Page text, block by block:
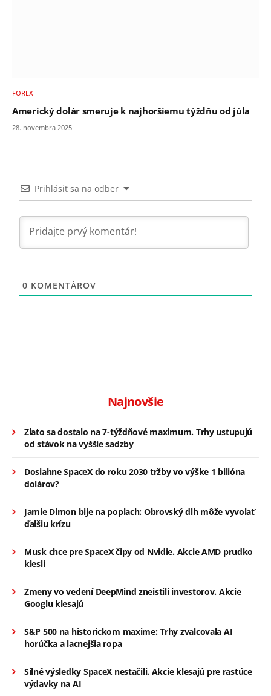
FOREX
Americký dolár smeruje k najhoršiemu týždňu od júla
28. novembra 2025
Prihlásiť sa na odber
0 KOMENTÁROV
Najnovšie
Zlato sa dostalo na 7-týždňové maximum. Trhy ustupujú
od stávok na vyššie sadzby
Dosiahne SpaceX do roku 2030 tržby vo výške 1 bilióna
dolárov?
Jamie Dimon bije na poplach: Obrovský dlh môže vyvolať
ďalšiu krízu
Musk chce pre SpaceX čipy od Nvidie. Akcie AMD prudko
klesli
Zmeny vo vedení DeepMind zneistili investorov. Akcie
Googlu klesajú
S&P 500 na historickom maxime: Trhy zvalcovala AI
horúčka a lacnejšia ropa
Silné výsledky SpaceX nestačili. Akcie klesajú pre rastúce
výdavky na AI